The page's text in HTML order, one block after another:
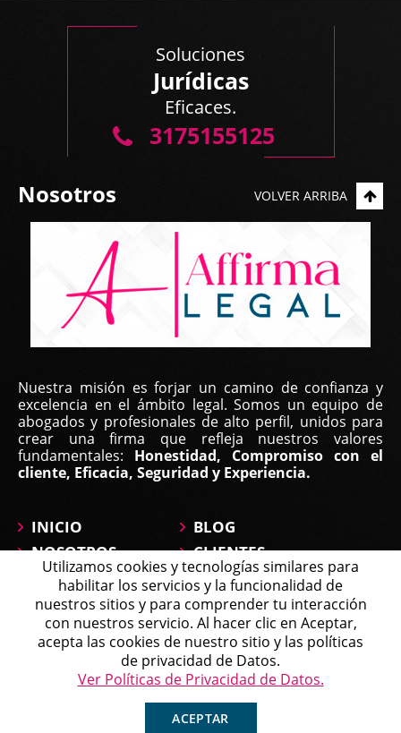
Soluciones
Jurídicas
Eficaces.
3175155125
Nosotros
Nuestra misión es forjar un camino de confianza y
excelencia en el ámbito legal. Somos un equipo de
abogados y profesionales de alto perfil, unidos para
crear una firma que refleja nuestros valores
fundamentales: Honestidad, Compromiso con el
cliente, Eficacia, Seguridad y Experiencia.
VOLVER ARRIBA
INICIO
NOSOTROS
ÁREAS DE
PRÁCTICA
PREGUNTAS
BLOG
CLIENTES
CONTÁCTANOS
MAPA DEL SITIO
Política de Tratamiento de Datos
Copyright © 2026 Affirma Legal • Todos los derechos
reservados.
Michell
Agente en Línea
Chatea ahora
Utilizamos cookies y tecnologías similares para
habilitar los servicios y la funcionalidad de
nuestros sitios y para comprender tu interacción
con nuestros servicio. Al hacer clic en Aceptar,
acepta las cookies de nuestro sitio y las políticas
de privacidad de Datos.
Ver Políticas de Privacidad de Datos.
ACEPTAR